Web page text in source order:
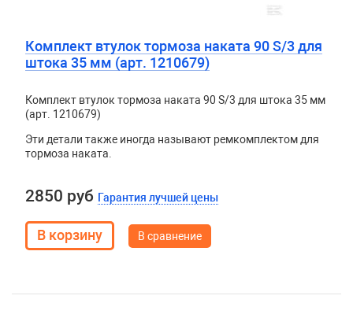
Комплект втулок тормоза наката 90 S/3 для
штока 35 мм (арт. 1210679)
Комплект втулок тормоза наката 90 S/3 для штока 35 мм
(арт. 1210679)
Эти детали также иногда называют ремкомплектом для
тормоза наката.
2850 руб Гарантия лучшей цены
В сравнение